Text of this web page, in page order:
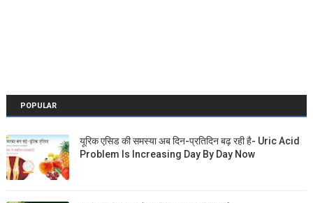
POPULAR
यूरिक एसिड की समस्या अब दिन-प्रतिदिन बढ़ रही है- Uric Acid
Problem Is Increasing Day By Day Now